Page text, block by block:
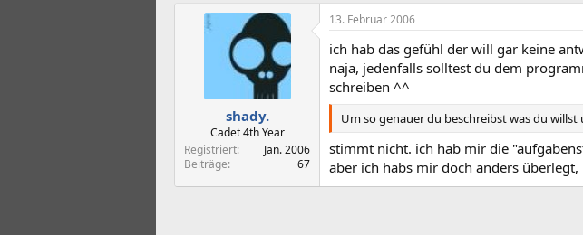
shady.
Cadet 4th Year
Registriert
Jan. 2006
Beiträge
67
13. Februar 2006
ich hab das gefühl der will gar keine
naja, jedenfalls solltest du dem
schreiben ^^
Um so genauer du beschreibst was du willst
stimmt nicht. ich hab mir die
aber ich habs mir doch anders